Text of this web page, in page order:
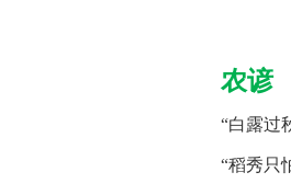
农谚
“白露过
“稻秀只